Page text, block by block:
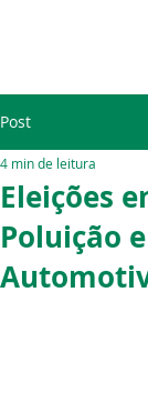
Post
Eleições
Poluição
4 min de leitura